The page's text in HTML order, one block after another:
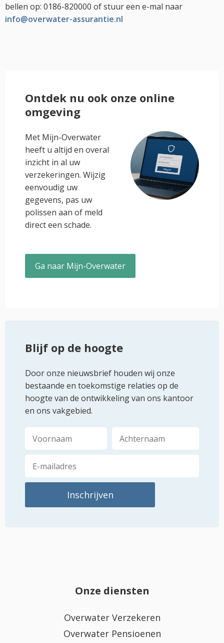
bellen op: 0186-820000 of stuur een e-mal naar
info@overwater-assurantie.nl
Ontdek nu ook onze online
omgeving
Met Mijn-Overwater
heeft u altijd en overal
inzicht in al uw
verzekeringen. Wijzig
eenvoudig uw
gegevens, pas uw
polissen aan of meld
direct een schade.
Ga naar Mijn-Overwater
Blijf op de hoogte
Door onze nieuwsbrief houden wij onze
bestaande en toekomstige relaties op de
hoogte van de ontwikkeling van ons kantoor
en ons vakgebied.
Onze diensten
Overwater Verzekeren
Overwater Pensioenen